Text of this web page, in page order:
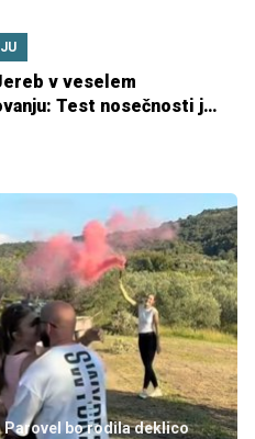
v veselem
Test nosečnosti je
Parovel bo rodila deklico